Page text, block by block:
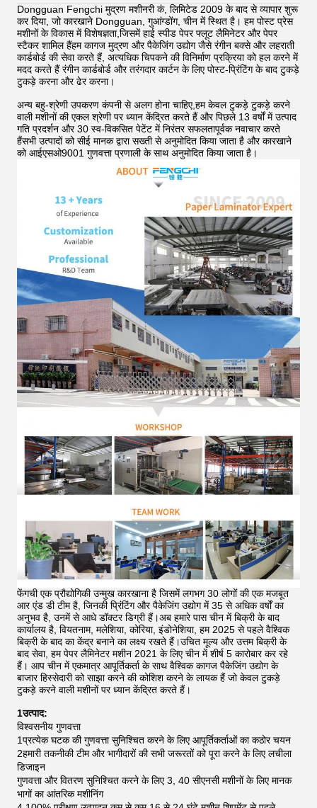
Dongguan Fengchi मुद्रण मशीनरी कं, लिमिटेड 2009 के बाद से व्यापार शुरू
कर दिया, जो कारखाने Dongguan, गुआंग्डोंग, चीन में स्थित है। हम पोस्ट प्रेस
मशीनों के विकास में विशेषज्ञता,जिसमें हाई स्पीड पेपर फ्लूट लैमिनेटर और पेपर
स्टैकर शामिल हैंहम कागज मुद्रण और पैकेजिंग उद्योग जैसे रंगीन बक्से और लहराती
कार्डबोर्ड की सेवा करते हैं, अत्यधिक चिपकने की विनिर्माण प्रक्रिया को हल करने में
मदद करते हैं रंगीन कार्डबोर्ड और तरंगदार कार्टन के लिए पोस्ट-प्रिंटिंग के बाद टुकड़े
टुकड़े करना और ढेर करना।
अन्य बहु-श्रेणी उपकरण कंपनी से अलग होना चाहिए,हम केवल टुकड़े टुकड़े करने
वाली मशीनों की एकल श्रेणी पर ध्यान केंद्रित करते हैं और पिछले 13 वर्षों में उत्पाद
गति प्रदर्शन और 30 स्व-विकसित पेटेंट में निरंतर सफलतापूर्वक नवाचार करते
हैंसभी उत्पादों को सीई मानक द्वारा सख्ती से अनुमोदित किया जाता है और कारखाने
को आईएसओ9001 गुणवत्ता प्रणाली के साथ अनुमोदित किया जाता है।
फेंगची एक प्रौद्योगिकी उन्मुख कारखाना है जिसमें लगभग 30 लोगों की एक मजबूत
आर एंड डी टीम है, जिनकी प्रिंटिंग और पैकेजिंग उद्योग में 35 से अधिक वर्षों का
अनुभव है, उनमें से आधे डॉक्टर डिग्री हैं।अब हमारे पास चीन में बिक्री के बाद
कार्यालय है, वियतनाम, मलेशिया, कोरिया, इंडोनेशिया, हम 2025 से पहले वैश्विक
बिक्री के बाद का केंद्र बनाने का लक्ष्य रखते हैं।उचित मूल्य और उत्तम बिक्री के
बाद सेवा, हम पेपर लैमिनेटर मशीन 2021 के लिए चीन में शीर्ष 5 कारोबार कर रहे
हैं। आप चीन में एकमात्र आपूर्तिकर्ता के साथ वैश्विक कागज पैकेजिंग उद्योग के
बाजार हिस्सेदारी को साझा करने की कोशिश करने के लायक हैं जो केवल टुकड़े
टुकड़े करने वाली मशीनों पर ध्यान केंद्रित करते हैं।
1उत्पाद:
विश्वसनीय गुणवत्ता
1प्रत्येक घटक की गुणवत्ता सुनिश्चित करने के लिए आपूर्तिकर्ताओं का कठोर चयन
2हमारी तकनीकी टीम और भागीदारों की सभी जरूरतों को पूरा करने के लिए लचीला
डिजाइन
गुणवत्ता और वितरण सुनिश्चित करने के लिए 3, 40 सीएनसी मशीनों के लिए मानक
भागों का आंतरिक मशीनिंग